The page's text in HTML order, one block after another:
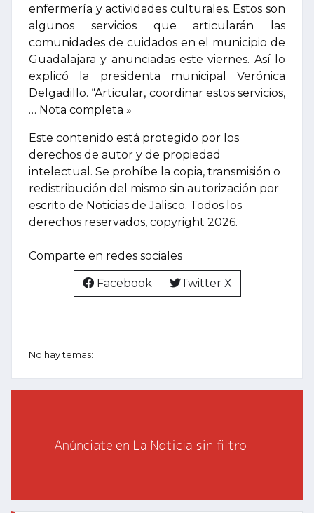
enfermería y actividades culturales. Estos son
algunos servicios que articularán las
comunidades de cuidados en el municipio de
Guadalajara y anunciadas este viernes. Así lo
explicó la presidenta municipal Verónica
Delgadillo. “Articular, coordinar estos servicios,
… Nota completa »
Este contenido está protegido por los
derechos de autor y de propiedad
intelectual. Se prohíbe la copia, transmisión o
redistribución del mismo sin autorización por
escrito de Noticias de Jalisco. Todos los
derechos reservados, copyright 2026.
Comparte en redes sociales
Facebook Twitter X
No hay temas: